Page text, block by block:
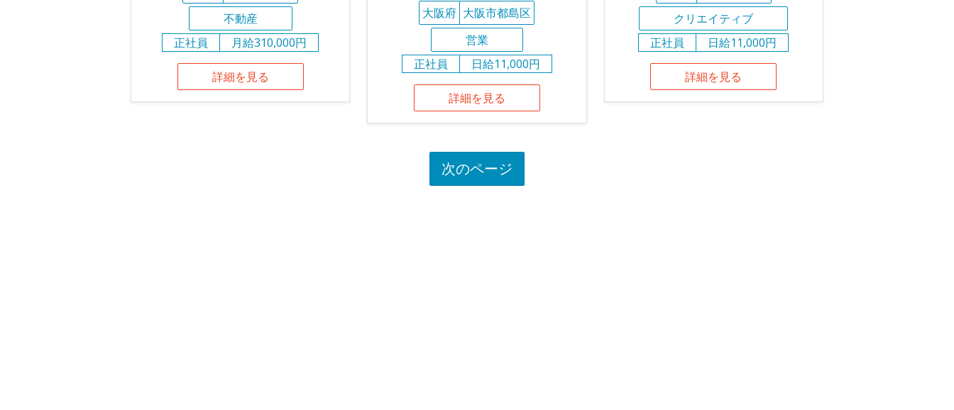
不動産
正社員
月給310,000円
詳細を見る
大阪府 大阪市都島区
営業
正社員
日給11,000円
詳細を見る
クリエイティブ
正社員
日給11,000円
詳細を見る
次のページ